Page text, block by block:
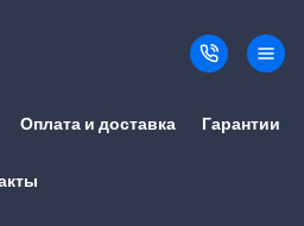
Оплата и доставка Гарантии